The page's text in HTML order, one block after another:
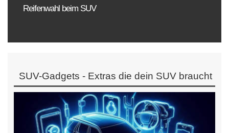
Reifenwahl beim SUV
SUV-Gadgets - Extras die dein SUV braucht